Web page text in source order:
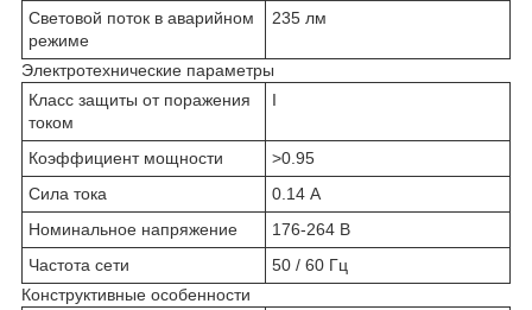
Световой поток в аварийном
режиме
235 лм
Электротехнические параметры
Класс защиты от поражения
током
I
Коэффициент мощности
>0.95
Сила тока
0.14 А
Номинальное напряжение
176-264 В
Частота сети
50 / 60 Гц
Конструктивные особенности